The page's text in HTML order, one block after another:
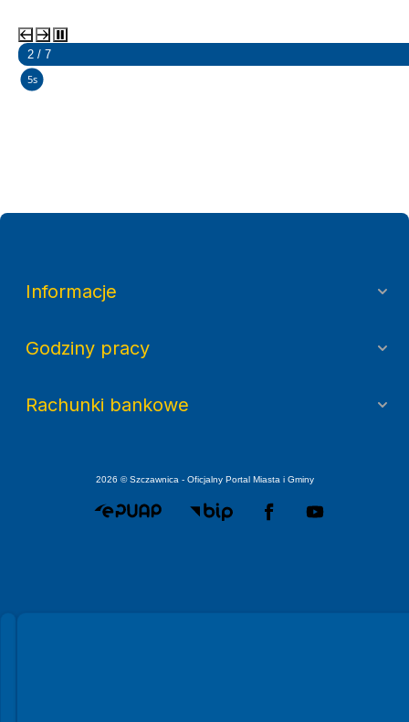
2 / 7
5s
Informacje
Godziny pracy
Rachunki bankowe
2026 © Szczawnica - Oficjalny Portal Miasta i Gminy